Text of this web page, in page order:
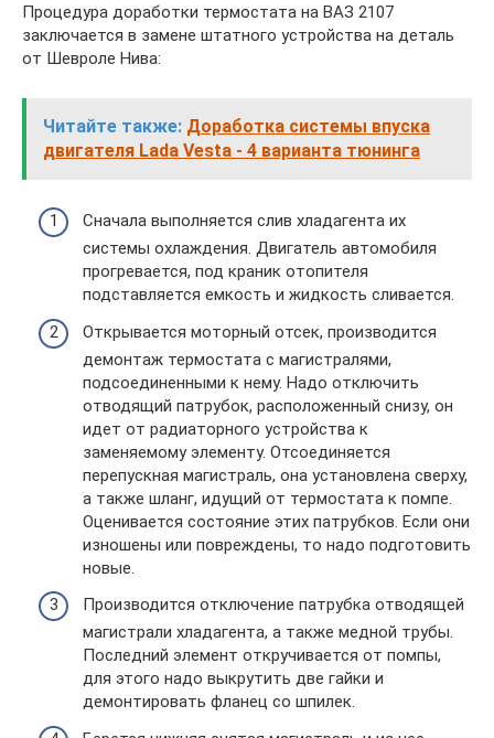
Процедура доработки термостата на ВАЗ 2107
заключается в замене штатного устройства на деталь
от Шевроле Нива:
Читайте также: Доработка системы впуска
двигателя Lada Vesta - 4 варианта тюнинга
Сначала выполняется слив хладагента их
системы охлаждения. Двигатель автомобиля
прогревается, под краник отопителя
подставляется емкость и жидкость сливается.
Открывается моторный отсек, производится
демонтаж термостата с магистралями,
подсоединенными к нему. Надо отключить
отводящий патрубок, расположенный снизу, он
идет от радиаторного устройства к
заменяемому элементу. Отсоединяется
перепускная магистраль, она установлена сверху,
а также шланг, идущий от термостата к помпе.
Оценивается состояние этих патрубков. Если они
изношены или повреждены, то надо подготовить
новые.
Производится отключение патрубка отводящей
магистрали хладагента, а также медной трубы.
Последний элемент откручивается от помпы,
для этого надо выкрутить две гайки и
демонтировать фланец со шпилек.